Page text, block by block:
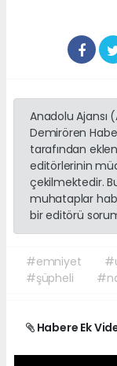
Anadolu Ajansı
Demirören
tarafından
editörlerinin
çekilmektedir.
muhataplar
bir editörü
#emniyet
#şüpheli
Habere Ek